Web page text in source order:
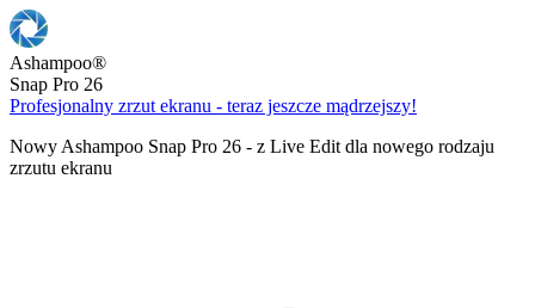
Ashampoo®
Snap Pro 26
Profesjonalny zrzut ekranu - teraz jeszcze mądrzejszy!
Nowy Ashampoo Snap Pro 26 - z Live Edit dla nowego rodzaju
zrzutu ekranu